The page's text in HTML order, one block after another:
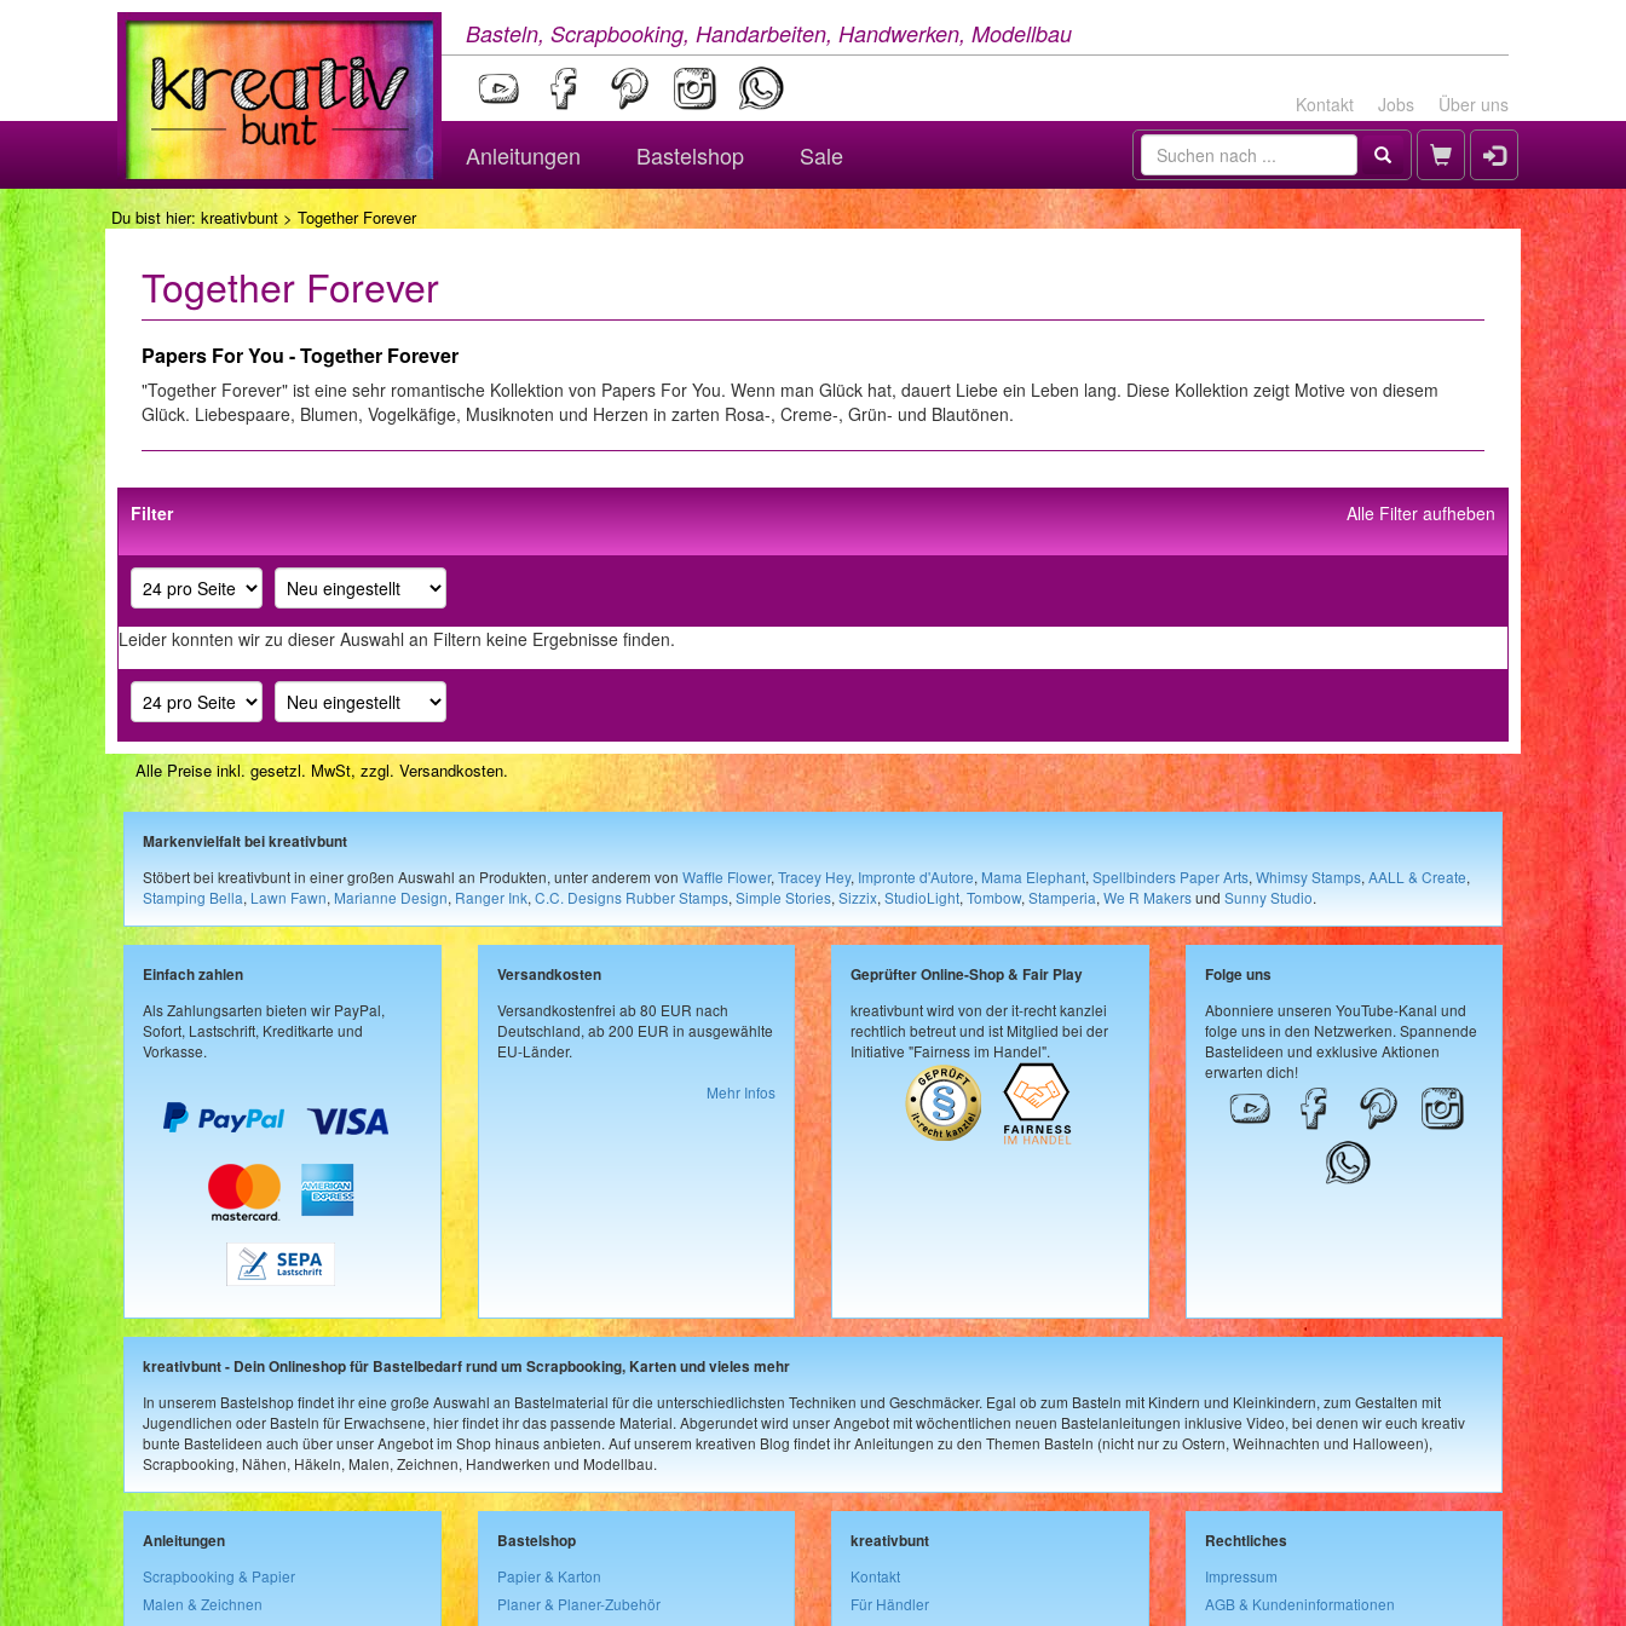
Basteln, Scrapbooking, Handarbeiten, Handwerken, Modellbau
Kontakt Jobs Über uns
Anleitungen Bastelshop Sale
Du bist hier: kreativbunt > Together Forever
Together Forever
Papers For You - Together Forever
"Together Forever" ist eine sehr romantische Kollektion von Papers For You. Wenn man Glück hat, dauert Liebe ein Leben lang. Diese Kollektion zeigt Motive von diesem
Glück. Liebespaare, Blumen, Vogelkäfige, Musiknoten und Herzen in zarten Rosa-, Creme-, Grün- und Blautönen.
Alle Filter aufheben
Filter
Leider konnten wir zu dieser Auswahl an Filtern keine Ergebnisse finden.
Alle Preise inkl. gesetzl. MwSt, zzgl. Versandkosten.
Markenvielfalt bei kreativbunt
Stöbert bei kreativbunt in einer großen Auswahl an Produkten, unter anderem von Waffle Flower, Tracey Hey, Impronte d'Autore, Mama Elephant, Spellbinders Paper Arts, Whimsy Stamps, AALL & Create,
Stamping Bella, Lawn Fawn, Marianne Design, Ranger Ink, C.C. Designs Rubber Stamps, Simple Stories, Sizzix, StudioLight, Tombow, Stamperia, We R Makersund Sunny Studio.
Einfach zahlen
Als Zahlungsarten bieten wir PayPal,
Sofort, Lastschrift, Kreditkarte und
Vorkasse.
Versandkosten
Versandkostenfrei ab 80 EUR nach
Deutschland, ab 200 EUR in ausgewählte
EU-Länder.
Mehr Infos
Geprüfter Online-Shop & Fair Play
kreativbunt wird von der it-recht kanzlei
rechtlich betreut und ist Mitglied bei der
Initiative "Fairness im Handel".
Folge uns
Abonniere unseren YouTube-Kanal und
folge uns in den Netzwerken. Spannende
Bastelideen und exklusive Aktionen
erwarten dich!
kreativbunt - Dein Onlineshop für Bastelbedarf rund um Scrapbooking, Karten und vieles mehr
In unserem Bastelshop findet ihr eine große Auswahl an Bastelmaterial für die unterschiedlichsten Techniken und Geschmäcker. Egal ob zum Basteln mit Kindern und Kleinkindern, zum Gestalten mit
Jugendlichen oder Basteln für Erwachsene, hier findet ihr das passende Material. Abgerundet wird unser Angebot mit wöchentlichen neuen Bastelanleitungen inklusive Video, bei denen wir euch kreativ
bunte Bastelideen auch über unser Angebot im Shop hinaus anbieten. Auf unserem kreativen Blog findet ihr Anleitungen zu den Themen Basteln (nicht nur zu Ostern, Weihnachten und Halloween),
Scrapbooking, Nähen, Häkeln, Malen, Zeichnen, Handwerken und Modellbau.
Anleitungen
Scrapbooking & Papier
Malen & Zeichnen
Bastelshop
Papier & Karton
Planer & Planer-Zubehör
kreativbunt
Kontakt
Für Händler
Rechtliches
Impressum
AGB & Kundeninformationen